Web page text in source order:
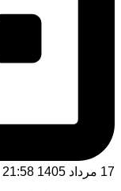
17 مرداد 1405 21:58